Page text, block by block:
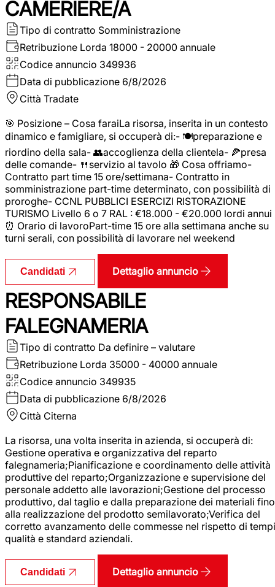
CAMERIERE/A
Tipo di contratto Somministrazione
Retribuzione Lorda 18000 - 20000 annuale
Codice annuncio 349936
Data di pubblicazione 6/8/2026
Città Tradate
🎯 Posizione – Cosa faraiLa risorsa, inserita in un contesto
dinamico e famigliare, si occuperà di:- 🍽️preparazione e
riordino della sala- 👥accoglienza della clientela- 🍕presa
delle comande- 🍴servizio al tavolo 🎁 Cosa offriamo-
Contratto part time 15 ore/settimana- Contratto in
somministrazione part-time determinato, con possibilità di
proroghe- CCNL PUBBLICI ESERCIZI RISTORAZIONE
TURISMO Livello 6 o 7 RAL : €18.000 - €20.000 lordi annui
⏰ Orario di lavoroPart-time 15 ore alla settimana anche su
turni serali, con possibilità di lavorare nel weekend
Candidati Dettaglio annuncio
RESPONSABILE
FALEGNAMERIA
Tipo di contratto Da definire – valutare
Retribuzione Lorda 35000 - 40000 annuale
Codice annuncio 349935
Data di pubblicazione 6/8/2026
Città Citerna
La risorsa, una volta inserita in azienda, si occuperà di:
Gestione operativa e organizzativa del reparto
falegnameria;Pianificazione e coordinamento delle attività
produttive del reparto;Organizzazione e supervisione del
personale addetto alle lavorazioni;Gestione del processo
produttivo, dal taglio e dalla preparazione dei materiali fino
alla realizzazione del prodotto semilavorato;Verifica del
corretto avanzamento delle commesse nel rispetto di
qualità e standard aziendali.
Candidati Dettaglio annuncio